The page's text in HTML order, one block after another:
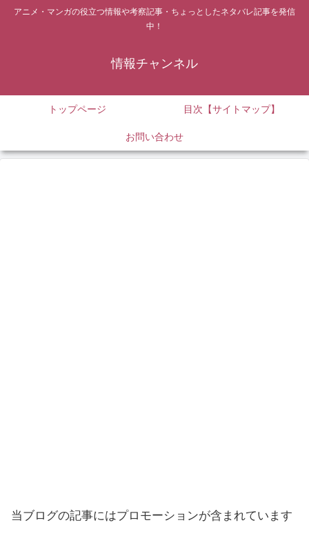
アニメ・マンガの役立つ情報や考察記事・ちょっとしたネタバレ記事を発信
中！
情報チャンネル
トップページ 目次【サイトマップ】
お問い合わせ
当ブログの記事にはプロモーションが含まれています